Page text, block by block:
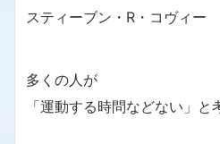
スティーブン・R・コヴィー
多くの人が
「運動する時問などない」と